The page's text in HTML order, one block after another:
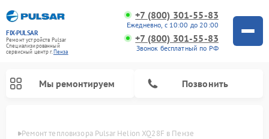
FIX-PULSAR
Ремонт устройств Pulsar
Специализированный
cервисный центр г.Пенза
+7 (800) 301-55-83
Ежедневно, с 10:00 до 20:00
+7 (800) 301-55-83
Звонок бесплатный по РФ
Мы ремонтируем Позвонить
Ремонт тепловизора Pulsar Helion XQ28F в Пензе